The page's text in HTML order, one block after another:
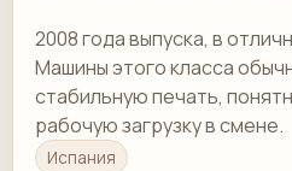
2008 года выпуска, в
Машины этого класса
стабильную печать,
рабочую загрузку в смене.
Испания